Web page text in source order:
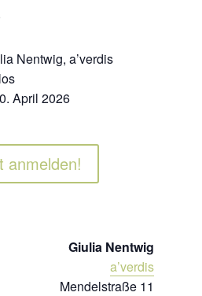
Nentwig, a’verdis
April 2026
anmelden!
Giulia Nentwig
a’verdis
Mendelstraße 11